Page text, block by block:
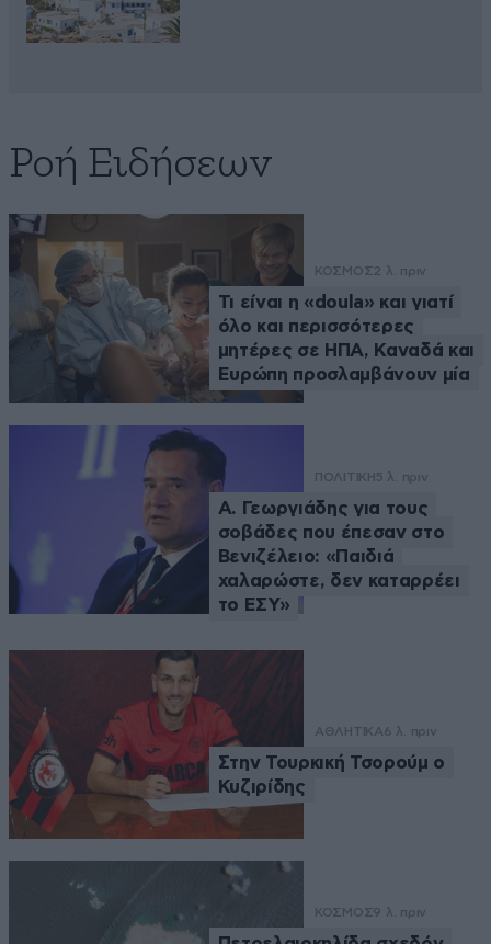
Ροή Ειδήσεων
ΚΟΣΜΟΣ2 λ. πριν
Τι είναι η «doula» και γιατί
όλο και περισσότερες
μητέρες σε ΗΠΑ, Καναδά και
Ευρώπη προσλαμβάνουν μία
ΠΟΛΙΤΙΚΗ5 λ. πριν
Α. Γεωργιάδης για τους
σοβάδες που έπεσαν στο
Βενιζέλειο: «Παιδιά
χαλαρώστε, δεν καταρρέει
το ΕΣΥ»
ΑΘΛΗΤΙΚΑ6 λ. πριν
Στην Τουρκική Τσορούμ ο
Κυζιρίδης
ΚΟΣΜΟΣ9 λ. πριν